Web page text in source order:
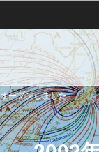
ープンしました